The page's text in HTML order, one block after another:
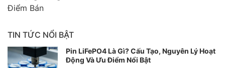
Điểm Bán
TIN TỨC NỔI BẬT
Pin LiFePO4 Là Gì? Cấu Tạo, Nguyên Lý Hoạt
Động Và Ưu Điểm Nổi Bật